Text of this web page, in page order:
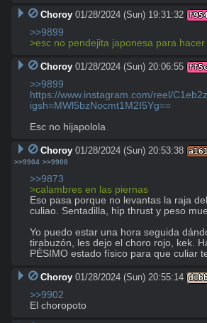
Choroy 01/28/2024 (Sun) 19:31:32
>>9899
>esc no pendejita japonesa para hacer
Choroy 01/28/2024 (Sun) 20:06:55
>>9899
https://www.instagram.com/reel/
igsh=MWl5bzNocmt1M2I5Yg==
Esc no hijapolola
Choroy 01/28/2024 (Sun) 20:53:38
>>9904 >>9908
>>9873
>calambres en las piernas
Eso pasa porque no levantas la raja
culiao. Sentadilla, hip thrust y peso
Yo puedo estar una hora seguida
tirabuzón, les dejo el choro rojo, kek.
PÉSIMO estado físico para que culiar
Choroy 01/28/2024 (Sun) 20:55:14
>>9902
El choropoto